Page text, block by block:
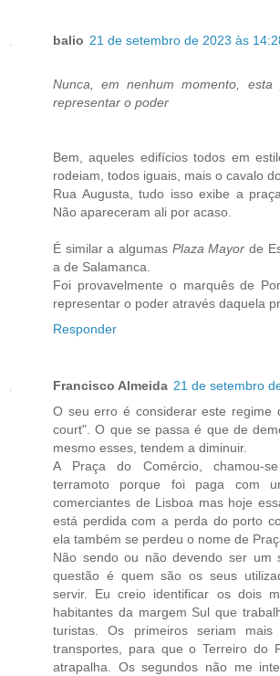
balio 21 de setembro de 2023 às
Nunca, em nenhum momento,
representar o poder
Bem, aqueles edifícios todos em
rodeiam, todos iguais, mais o cavalo
Rua Augusta, tudo isso exibe a
Não apareceram ali por acaso.
É similar a algumas Plaza Mayorde
a de Salamanca.
Foi provavelmente o marquês de
representar o poder através daquela
Responder
Francisco Almeida 21 de setembro
O seu erro é considerar este regime
court". O que se passa é que de
mesmo esses, tendem a diminuir.
A Praça do Comércio, chamou-
terramoto porque foi paga com
comerciantes de Lisboa mas hoje
está perdida com a perda do porto
ela também se perdeu o nome de
Não sendo ou não devendo ser um
questão é quem são os seus
servir. Eu creio identificar os dois
habitantes da margem Sul que
turistas. Os primeiros seriam
transportes, para que o Terreiro do
atrapalha. Os segundos não me